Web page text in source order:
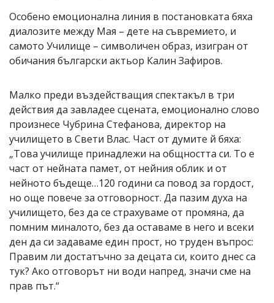
Особено емоционална линия в постановката бяха
диалозите между Мая – дете на съвремието, и
самото Училище – символичен образ, изигран от
обичания български актьор Калин Зафиров.
Малко преди въздействащия спектакъл в три
действия да завладее сцената, емоционално слово
произнесе Чубрина Стефанова, директор на
училището в Свети Влас. Част от думите й бяха:
„Това училище принадлежи на общността си. То е
част от нейната памет, от нейния облик и от
нейното бъдеще…120 години са повод за гордост,
но още повече за отговорност. Да пазим духа на
училището, без да се страхуваме от промяна, да
помним миналото, без да оставаме в него и всеки
ден да си задаваме един прост, но труден въпрос:
Правим ли достатъчно за децата си, които днес са
тук? Ако отговорът ни води напред, значи сме на
прав път.“